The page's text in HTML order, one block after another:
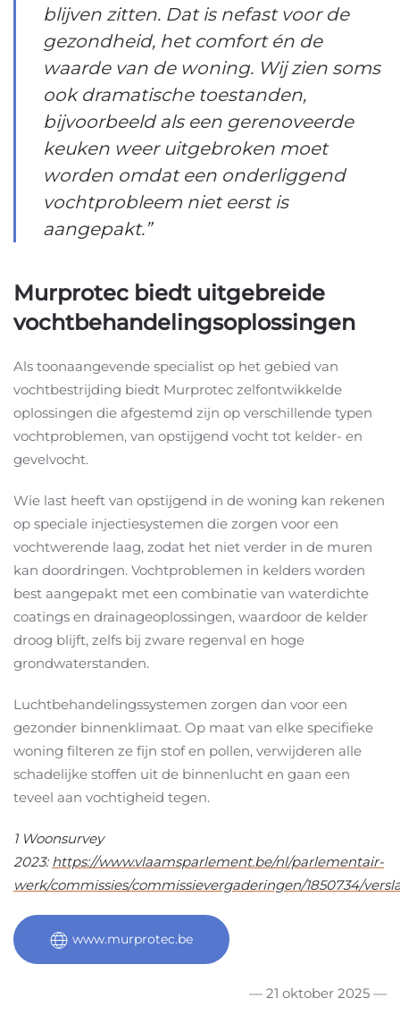
blijven zitten. Dat is nefast voor de
gezondheid, het comfort én de
waarde van de woning. Wij zien soms
ook dramatische toestanden,
bijvoorbeeld als een gerenoveerde
keuken weer uitgebroken moet
worden omdat een onderliggend
vochtprobleem niet eerst is
aangepakt.”
Murprotec biedt uitgebreide
vochtbehandelingsoplossingen
Als toonaangevende specialist op het gebied van
vochtbestrijding biedt Murprotec zelfontwikkelde
oplossingen die afgestemd zijn op verschillende typen
vochtproblemen, van opstijgend vocht tot kelder- en
gevelvocht.
Wie last heeft van opstijgend in de woning kan rekenen
op speciale injectiesystemen die zorgen voor een
vochtwerende laag, zodat het niet verder in de muren
kan doordringen. Vochtproblemen in kelders worden
best aangepakt met een combinatie van waterdichte
coatings en drainageoplossingen, waardoor de kelder
droog blijft, zelfs bij zware regenval en hoge
grondwaterstanden.
Luchtbehandelingssystemen zorgen dan voor een
gezonder binnenklimaat. Op maat van elke specifieke
woning filteren ze fijn stof en pollen, verwijderen alle
schadelijke stoffen uit de binnenlucht en gaan een
teveel aan vochtigheid tegen.
1Woonsurvey
2023:https://www.vlaamsparlement.be/nl/parlementair-
werk/commissies/commissievergaderingen/1850734/
www.murprotec.be
— 21 oktober 2025 —